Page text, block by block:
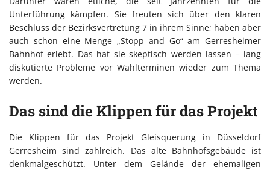
Unterführung kämpfen. Sie freuten sich über den klaren
Beschluss der Bezirksvertretung 7 in ihrem Sinne; haben aber
auch schon eine Menge „Stopp and Go“ am Gerresheimer
Bahnhof erlebt. Das hat sie skeptisch werden lassen – lang
diskutierte Probleme vor Wahlterminen wieder zum Thema
werden.
Das sind die Klippen für das Projekt
Die Klippen für das Projekt Gleisquerung in Düsseldorf
Gerresheim sind zahlreich. Das alte Bahnhofsgebäude ist
denkmalgeschützt. Unter dem Gelände der ehemaligen